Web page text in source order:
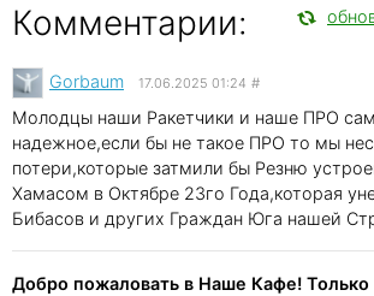
Комментарии:
Gorbaum 17.06.2025 01:24 #
Молодцы наши Ракетчики и наше ПРО
надежное,если бы не такое ПРО то мы
потери,которые затмили бы Резню
Хамасом в Октябре 23го Года,которая
Бибасов и других Граждан Юга нашей
Добро пожаловать в Наше Кафе! Только